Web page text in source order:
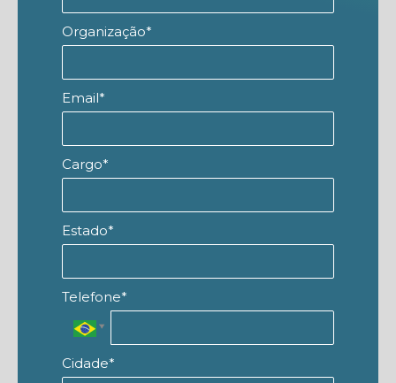
Organização*
Email*
Cargo*
Estado*
Telefone*
Cidade*